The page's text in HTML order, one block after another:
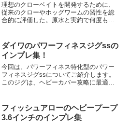
理想のクローベイトを開発するために、
従来のクローやホッグワームの習性を総
合的に評価した。原水と実釣で何度も動
もバイトが集中することがわかりまし
た。下降時に優雅さを発揮す...
ダイワのパワーフィネスジグssの
インプレ集！
今回は、パワーフィネス特化型のパワー
フィネスジグssについてご紹介します。
このジグは、ヘビーカバー攻略に最適
グタックルを使用します。リールはドラ
グ力7kg以上のスーパー...
フィッシュアローのヘビープープ
3.6インチのインプレ集